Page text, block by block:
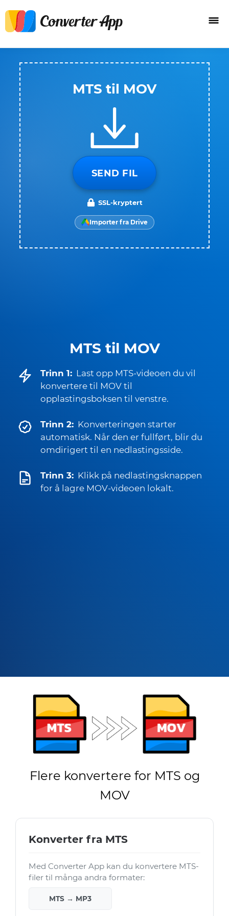
MTS til MOV
Trinn 1: Last opp MTS-videoen du vil
konvertere til MOV til
opplastingsboksen til venstre.
Trinn 2: Konverteringen starter
automatisk. Når den er fullført, blir du
omdirigert til en nedlastingsside.
Trinn 3: Klikk på nedlastingsknappen
for å lagre MOV-videoen lokalt.
MTS til MOV
SEND FIL
SSL-kryptert
Importer fra Drive
Flere konvertere for MTS og
MOV
Konverter fra MTS
Med Converter App kan du konvertere MTS-
filer til många andra formater:
MTS → MP3